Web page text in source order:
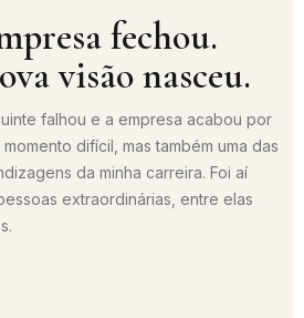
fechou.
visão nasceu.
falhou e a empresa acabou por
momento difícil, mas também uma das
da minha carreira. Foi aí
extraordinárias, entre elas